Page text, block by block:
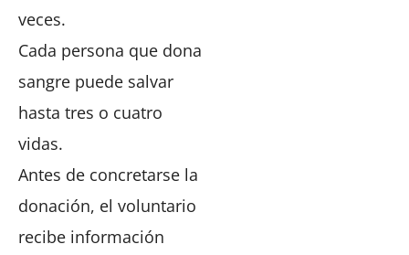
veces.
Cada persona que dona
sangre puede salvar
hasta tres o cuatro
vidas.
Antes de concretarse la
donación, el voluntario
recibe información